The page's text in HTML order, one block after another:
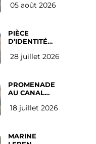
D’ABANDONNER
05 août 2026
PIÈCE
D’IDENTITÉ
SUR LES
l’avis des
Français
28 juillet 2026
PROMENADE
AU CANAL
(les gauchistes
18 juillet 2026
MARINE